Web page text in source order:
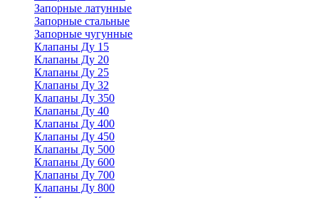
Запорные латунные
Запорные стальные
Запорные чугунные
Клапаны Ду 15
Клапаны Ду 20
Клапаны Ду 25
Клапаны Ду 32
Клапаны Ду 350
Клапаны Ду 40
Клапаны Ду 400
Клапаны Ду 450
Клапаны Ду 500
Клапаны Ду 600
Клапаны Ду 700
Клапаны Ду 800